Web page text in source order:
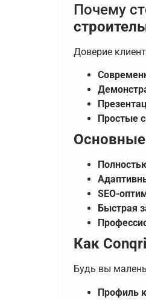
Почему
Доверие
Простые
Основные
SEO-
Быстрая
Как
Будь вы
Профиль